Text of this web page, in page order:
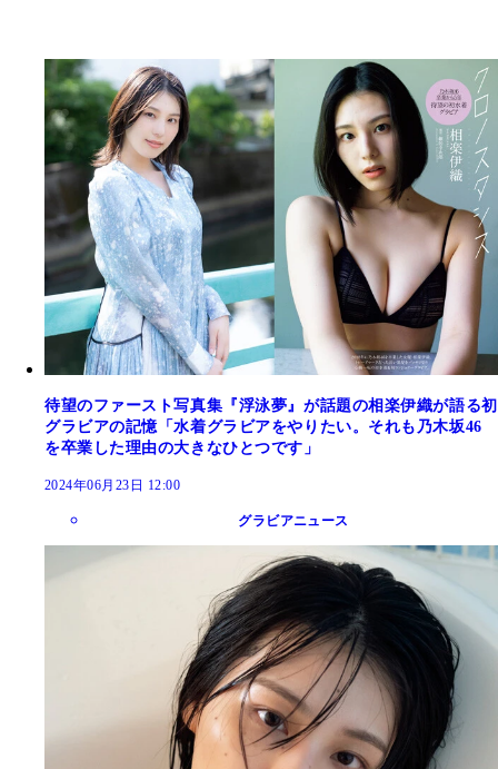
待望のファースト写真集『浮泳夢』が話題の相楽伊織が語る初
グラビアの記憶「水着グラビアをやりたい。それも乃木坂46
を卒業した理由の大きなひとつです」
2024年06月23日 12:00
グラビアニュース